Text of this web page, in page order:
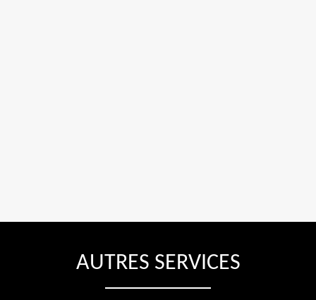
AUTRES SERVICES